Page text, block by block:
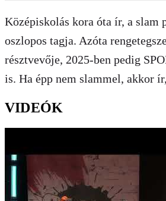
Középiskolás kora óta ír, a slam
oszlopos tagja. Azóta
résztvevője, 2025-ben pedig
is. Ha épp nem slammel, akkor
VIDEÓK